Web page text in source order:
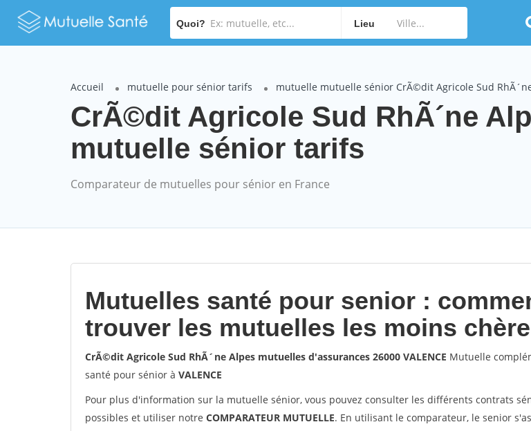
Quoi? Lieu
Accueil mutuelle pour sénior tarifs mutuelle mutuelle sénior CrÃ©dit Agricole Sud
CrÃ©dit Agricole Sud RhÃ´ne
mutuelle sénior tarifs
Comparateur de mutuelles pour sénior en France
Mutuelles santé pour senior :
trouver les mutuelles les moins
CrÃ©dit Agricole Sud RhÃ´ne Alpes mutuelles d'assurances 26000 VALENCE Mutuelle
santé pour sénior à VALENCE
Pour plus d'information sur la mutuelle sénior, vous pouvez consulter les différents contrats
possibles et utiliser notre COMPARATEUR MUTUELLE. En utilisant le comparateur, le senior